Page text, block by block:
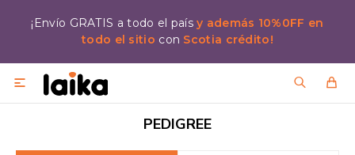
¡Envío GRATIS a todo el paísy además 10%0FF en
todo el sitio con Scotia crédito!

PEDIGREE